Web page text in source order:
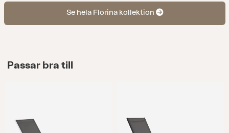
Se hela Florina kollektion
Passar bra till